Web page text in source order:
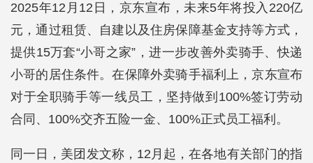
2025年12月12日，京东宣布，未来5年将投入220亿
元，通过租赁、自建以及住房保障基金支持等方式，
提供15万套“小哥之家”，进一步改善外卖骑手、快递
小哥的居住条件。在保障外卖骑手福利上，京东宣布
对于全职骑手等一线员工，坚持做到100%签订劳动
合同、100%交齐五险一金、100%正式员工福利。
同一日，美团发文称，12月起，在各地有关部门的指